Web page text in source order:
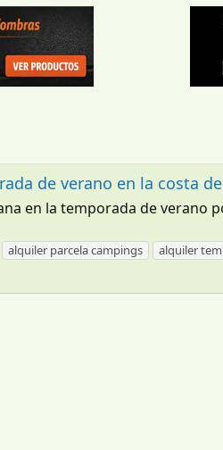
de verano en la costa
en la temporada de verano
alquiler parcela campings alquiler